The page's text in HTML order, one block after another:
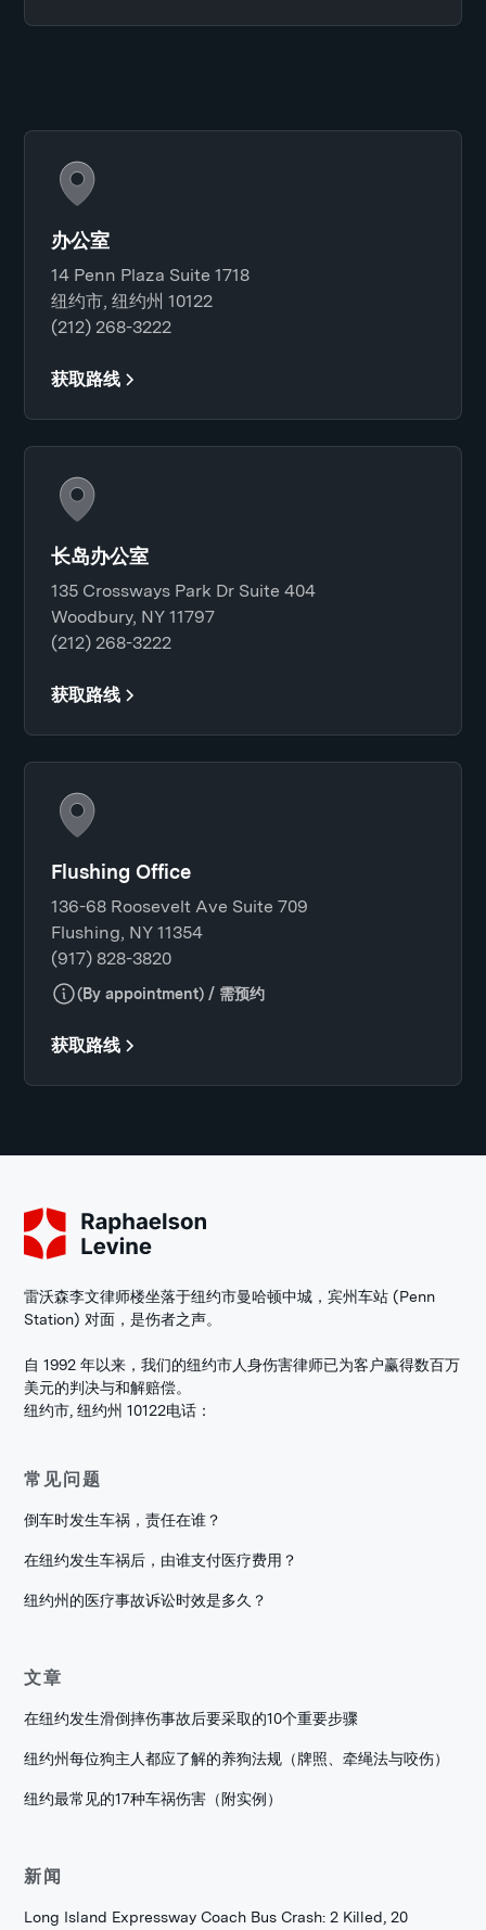
办公室
14 Penn Plaza Suite 1718
纽约市, 纽约州 10122
(212) 268-3222
获取路线
长岛办公室
135 Crossways Park Dr Suite 404
Woodbury, NY 11797
(212) 268-3222
获取路线
Flushing Office
136-68 Roosevelt Ave Suite 709
Flushing, NY 11354
(917) 828-3820
(By appointment) / 需预约
获取路线
雷沃森李文律师楼坐落于纽约市曼哈顿中城，宾州车站 (Penn
Station) 对面，是伤者之声。
自 1992 年以来，我们的纽约市人身伤害律师已为客户赢得数百万
美元的判决与和解赔偿。
纽约市, 纽约州 10122电话：
常见问题
倒车时发生车祸，责任在谁？
在纽约发生车祸后，由谁支付医疗费用？
纽约州的医疗事故诉讼时效是多久？
文章
在纽约发生滑倒摔伤事故后要采取的10个重要步骤
纽约州每位狗主人都应了解的养狗法规（牌照、牵绳法与咬伤）
纽约最常见的17种车祸伤害（附实例）
新闻
Long Island Expressway Coach Bus Crash: 2 Killed, 20